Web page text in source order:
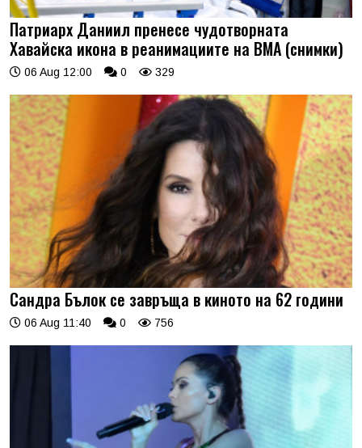
Патриарх Даниил пренесе чудотворната
Хавайска икона в реанимациите на ВМА (снимки)
06 Aug 12:00 0 329
Сандра Бълок се завръща в киното на 62 години
06 Aug 11:40 0 756